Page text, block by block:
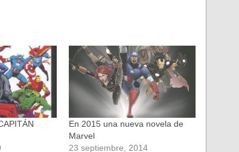
En 2015 una nueva novela de
Marvel
23 septiembre, 2014